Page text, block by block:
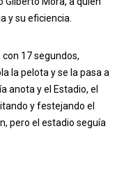
y su eficiencia.
17 segundos,
la pelota y se la pasa a
anota y el Estadio, el
y festejando el
pero el estadio seguía